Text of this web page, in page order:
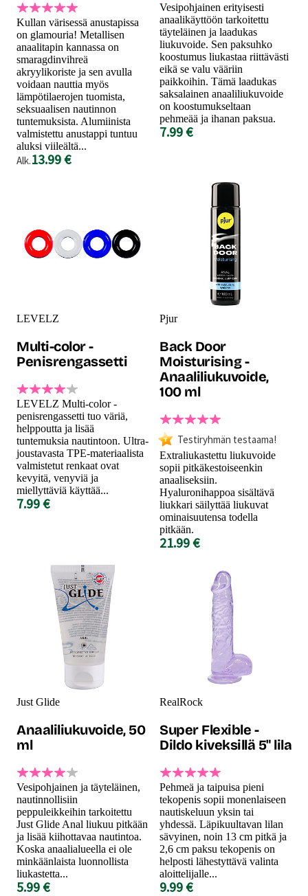
Kullan värisessä anustapissa
on glamouria! Metallisen
anaalitapin kannassa on
smaragdinvihreä
akryylikoriste ja sen avulla
voidaan nauttia myös
lämpötilaerojen tuomista,
seksuaalisen nautinnon
tuntemuksista. Alumiinista
valmistettu anustappi tuntuu
aluksi viileältä...
Alk.13.99 €
Vesipohjainen erityisesti
anaalikäyttöön tarkoitettu
täyteläinen ja laadukas
liukuvoide. Sen paksuhko
koostumus liukastaa riittävästi
eikä se valu vääriin
paikkoihin. Tämä laadukas
saksalainen anaaliliukuvoide
on koostumukseltaan
pehmeää ja ihanan paksua.
7.99 €
LEVELZ
Multi-color -
Penisrengassetti
LEVELZ Multi-color -
penisrengassetti tuo väriä,
helppoutta ja lisää
tuntemuksia nautintoon. Ultra-
joustavasta TPE-materiaalista
valmistetut renkaat ovat
kevyitä, venyviä ja
miellyttäviä käyttää...
7.99 €
Pjur
Back Door
Moisturising -
Anaaliliukuvoide,
100 ml
Testiryhmän testaama!
Extraliukastettu liukuvoide
sopii pitkäkestoiseenkin
anaaliseksiin.
Hyaluronihappoa sisältävä
liukkari säilyttää liukuvat
ominaisuutensa todella
pitkään.
21.99 €
Just Glide
Anaaliliukuvoide, 50
ml
Vesipohjainen ja täyteläinen,
nautinnollisiin
peppuleikkeihin tarkoitettu
Just Glide Anal liukuu pitkään
ja lisää kiihottavaa nautintoa.
Koska anaalialueella ei ole
minkäänlaista luonnollista
liukastetta...
5.99 €
RealRock
Super Flexible -
Dildo kiveksillä 5" lila
Pehmeä ja taipuisa pieni
tekopenis sopii monenlaiseen
nautiskeluun yksin tai
yhdessä. Läpikuultavan lilan
sävyinen, noin 13 cm pitkä ja
2,6 cm paksu tekopenis on
helposti lähestyttävä valinta
aloittelijalle...
9.99 €